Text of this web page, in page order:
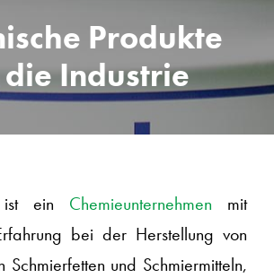
Produkte
Industrie
ist ein Chemieunternehmen mit
bei der Herstellung von
Schmierfetten und Schmiermitteln,